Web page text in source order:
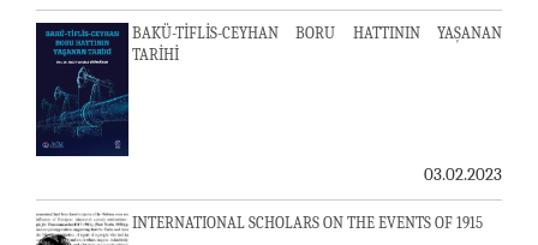
BAKÜ-TİFLİS-CEYHAN BORU HATTININ YAŞANAN
TARİHİ
03.02.2023
INTERNATIONAL SCHOLARS ON THE EVENTS OF 1915